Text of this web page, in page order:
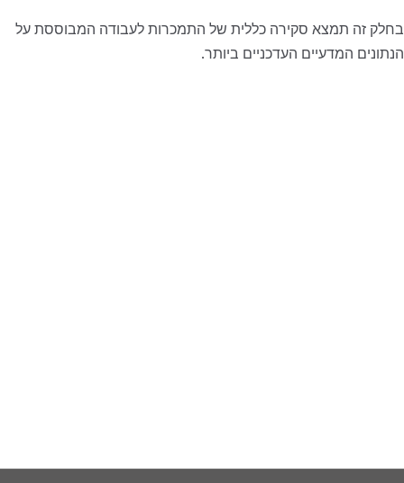
בחלק זה תמצא סקירה כללית של התמכרות לעבודה המבוססת על
הנתונים המדעיים העדכניים ביותר.